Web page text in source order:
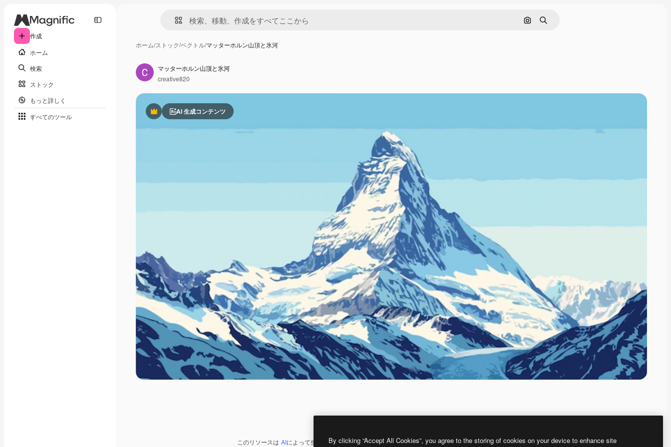
作成
ホーム
検索
ストック
もっと詳しく
すべてのツール
画像で検索
検索
ホーム/ストック/ベクトル/マッターホルン山頂と氷河
PremiumAI 生成コンテンツ
このリソースは AIによって生成されたものです。 AI画像生成ツールを使うと、あなた独自の画像を作成できます。
マッターホルン山頂と氷河
creative820
By clicking “Accept All Cookies”, you agree to the storing of cookies on your device to enhance site